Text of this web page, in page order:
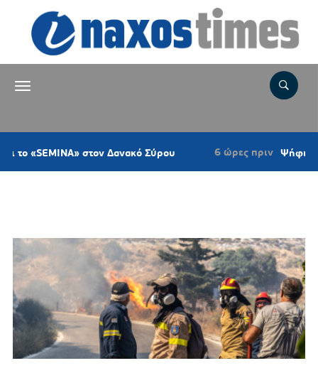
στον Δανακό Σύρου 6 ώρες πριν Ψήφισμα του